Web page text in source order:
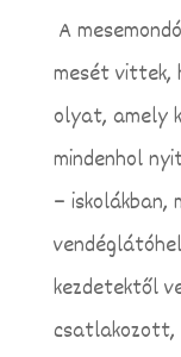
A
mesét vittek,
olyat, amely
mindenhol
– iskolákban,
kezdetektől
csatlakozott,